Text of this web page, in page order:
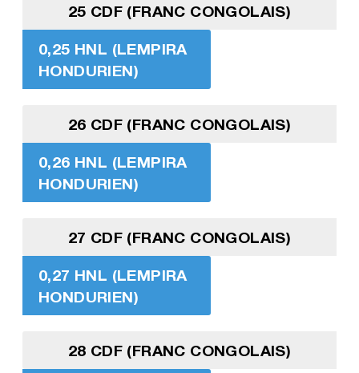
25 CDF (FRANC CONGOLAIS)
0,25 HNL (LEMPIRA
HONDURIEN)
26 CDF (FRANC CONGOLAIS)
0,26 HNL (LEMPIRA
HONDURIEN)
27 CDF (FRANC CONGOLAIS)
0,27 HNL (LEMPIRA
HONDURIEN)
28 CDF (FRANC CONGOLAIS)